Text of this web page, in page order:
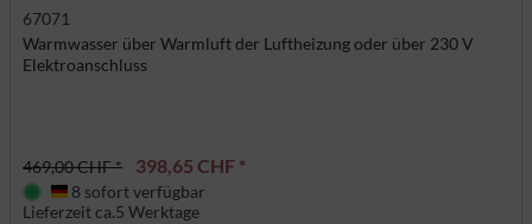
67071
Warmwasser über Warmluft der Luftheizung oder über 230 V
Elektroanschluss
469,00 CHF * 398,65 CHF *
Deutschland
8 sofort verfügbar
Lieferzeit ca.5 Werktage